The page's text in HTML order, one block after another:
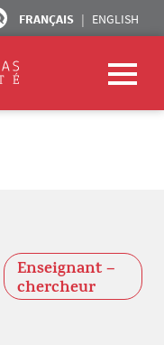
FRANÇAIS ENGLISH
Enseignant –
chercheur